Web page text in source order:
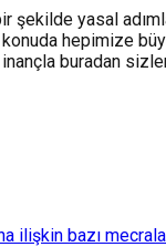
yasal
hepimize
buradan
ilişkin bazı